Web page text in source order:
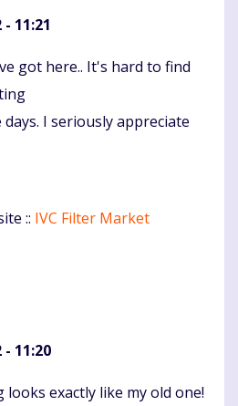
11:21
got here.. It's hard to find
I seriously appreciate
:: IVC Filter Market
- 11:20
looks exactly like my old one!